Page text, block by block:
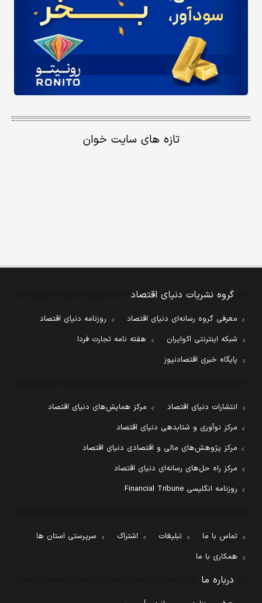
تازه های سایت خوان
گروه نشریات دنیای اقتصاد
معرفی گروه رسانه‌ای دنیای اقتصاد
روزنامه دنیای اقتصاد
شبکه اینترنتی اکوایران
هفته نامه تجارت فردا
پایگاه خبری اقتصادنیوز
انتشارات دنیای اقتصاد
مرکز همایش‌های دنیای اقتصاد
مرکز نوآوری و شتابدهی دنیای اقتصاد
مرکز پژوهش‌های مالی و اقتصادی دنیای اقتصاد
مرکز راه حل‌های رسانه‌ای دنیای اقتصاد
روزنامه انگلیسی Financial Tribune
تماس با ما تبلیغات اشتراک
سرپرستی استان ها
همکاری با ما
درباره ما